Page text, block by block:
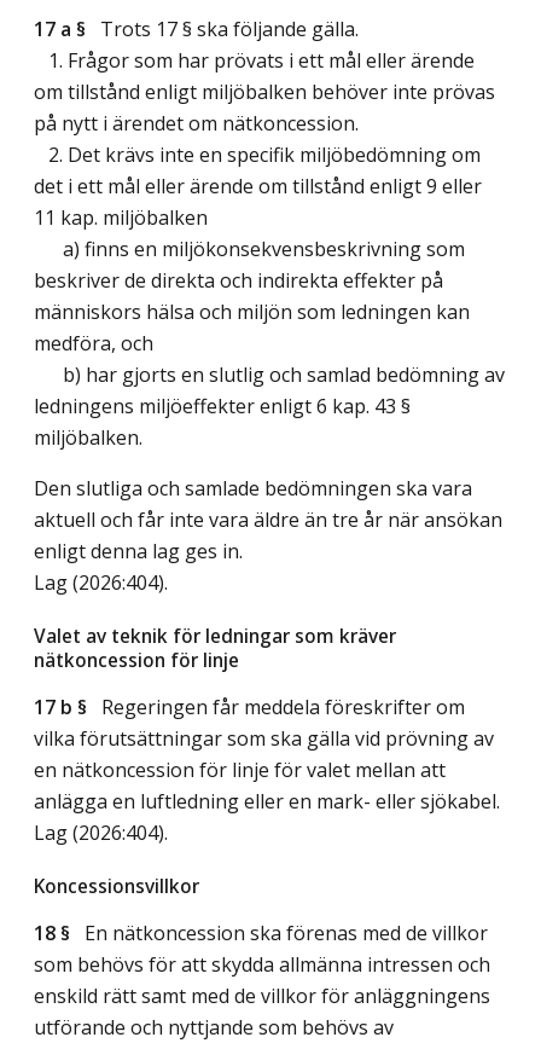
17 a § Trots 17 § ska följande gälla.
1. Frågor som har prövats i ett mål eller ärende
om tillstånd enligt miljöbalken behöver inte prövas
på nytt i ärendet om nätkoncession.
2. Det krävs inte en specifik miljöbedömning om
det i ett mål eller ärende om tillstånd enligt 9 eller
11 kap. miljöbalken
a) finns en miljökonsekvensbeskrivning som
beskriver de direkta och indirekta effekter på
människors hälsa och miljön som ledningen kan
medföra, och
b) har gjorts en slutlig och samlad bedömning av
ledningens miljöeffekter enligt 6 kap. 43 §
miljöbalken.
Den slutliga och samlade bedömningen ska vara
aktuell och får inte vara äldre än tre år när ansökan
enligt denna lag ges in.
Lag (2026:404).
Valet av teknik för ledningar som kräver
nätkoncession för linje
17 b § Regeringen får meddela föreskrifter om
vilka förutsättningar som ska gälla vid prövning av
en nätkoncession för linje för valet mellan att
anlägga en luftledning eller en mark- eller sjökabel.
Lag (2026:404).
Koncessionsvillkor
18 § En nätkoncession ska förenas med de villkor
som behövs för att skydda allmänna intressen och
enskild rätt samt med de villkor för anläggningens
utförande och nyttjande som behövs av